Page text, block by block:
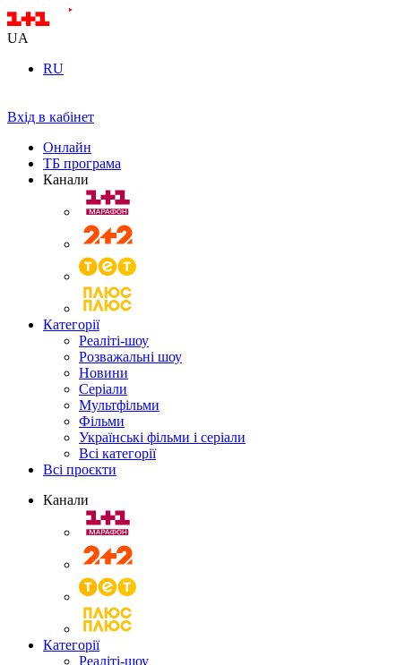
UA
RU
Вхід в кабінет
Онлайн
ТБ програма
Канали
Категорії
Реаліті-шоу
Розважальні шоу
Новини
Серіали
Мультфільми
Фільми
Українські фільми і серіали
Всі категорії
Всі проєкти
Канали
Категорії
Реаліті-шоу